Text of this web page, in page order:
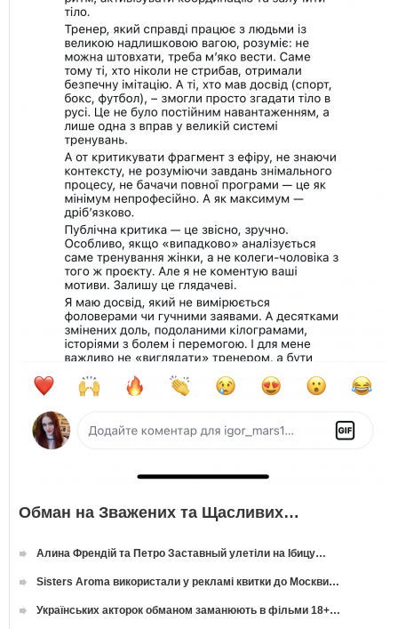
Обман на Зважених та Щасливих…
Алина Френдій та Петро Заставный улетіли на Ібицу…
Sisters Aroma використали у рекламі квитки до Москви…
Українських акторок обманом заманюють в фільми 18+…